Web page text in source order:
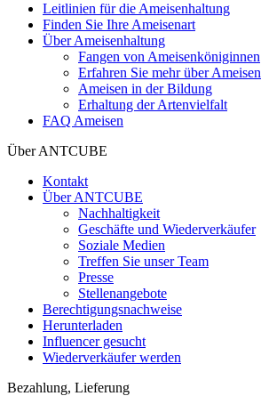
Leitlinien für die Ameisenhaltung
Finden Sie Ihre Ameisenart
Über Ameisenhaltung
Fangen von Ameisenköniginnen
Erfahren Sie mehr über Ameisen
Ameisen in der Bildung
Erhaltung der Artenvielfalt
FAQ Ameisen
Über ANTCUBE
Kontakt
Über ANTCUBE
Nachhaltigkeit
Geschäfte und Wiederverkäufer
Soziale Medien
Treffen Sie unser Team
Presse
Stellenangebote
Berechtigungsnachweise
Herunterladen
Influencer gesucht
Wiederverkäufer werden
Bezahlung, Lieferung